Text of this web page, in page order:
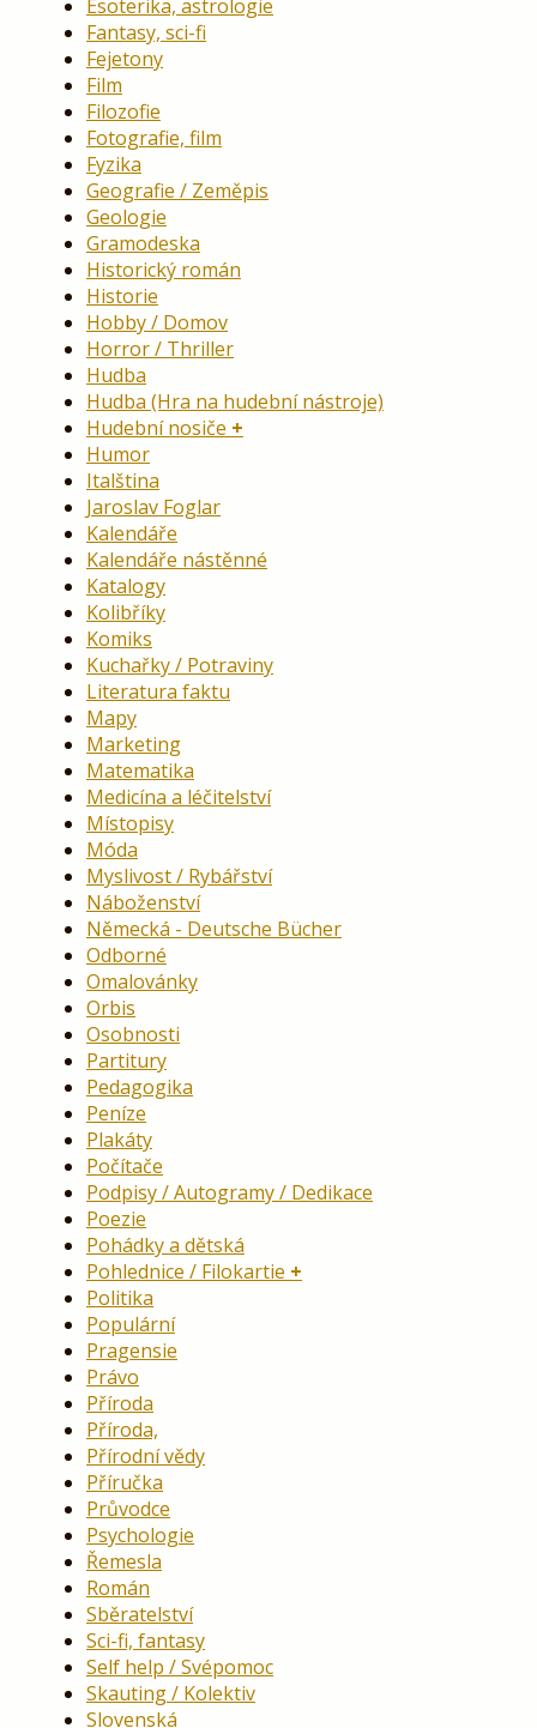
Esoterika, astrologie
Fantasy, sci-fi
Fejetony
Film
Filozofie
Fotografie, film
Fyzika
Geografie / Zeměpis
Geologie
Gramodeska
Historický román
Historie
Hobby / Domov
Horror / Thriller
Hudba
Hudba (Hra na hudební nástroje)
Hudební nosiče
Humor
Italština
Jaroslav Foglar
Kalendáře
Kalendáře nástěnné
Katalogy
Kolibříky
Komiks
Kuchařky / Potraviny
Literatura faktu
Mapy
Marketing
Matematika
Medicína a léčitelství
Místopisy
Móda
Myslivost / Rybářství
Náboženství
Německá - Deutsche Bücher
Odborné
Omalovánky
Orbis
Osobnosti
Partitury
Pedagogika
Peníze
Plakáty
Počítače
Podpisy / Autogramy / Dedikace
Poezie
Pohádky a dětská
Pohlednice / Filokartie
Politika
Populární
Pragensie
Právo
Příroda
Příroda,
Přírodní vědy
Příručka
Průvodce
Psychologie
Řemesla
Román
Sběratelství
Sci-fi, fantasy
Self help / Svépomoc
Skauting / Kolektiv
Slovenská